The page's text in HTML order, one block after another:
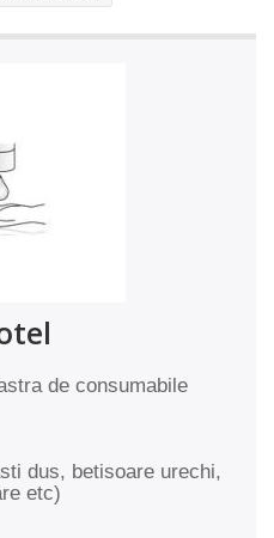
de consumabile
dus, betisoare urechi,
etc)